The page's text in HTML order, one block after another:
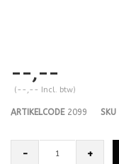
--,--
(--,-- Incl. btw)
ARTIKELCODE2099 SKU
- +